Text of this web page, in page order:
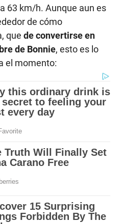
63 km/h. Aunque aun es
de cómo
que de convertirse en
de Bonnie, esto es lo
el momento: